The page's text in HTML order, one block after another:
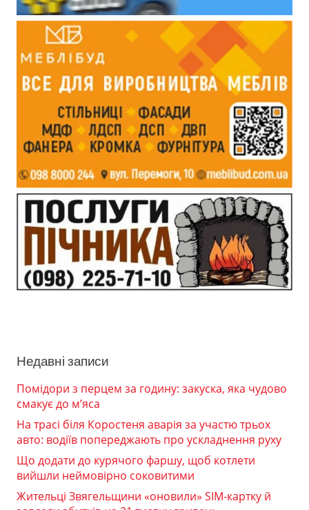
Недавні записи
Помідори з перцем за годину: закуска, яка чудово
смакує до м’яса
На трасі біля Коростеня аварія за участю трьох
авто: водіїв попереджають про ускладнення руху
Що додати до курячого фаршу, щоб котлети
вийшли неймовірно соковитими
Жительці Звягельщини «оновили» SIM-картку й